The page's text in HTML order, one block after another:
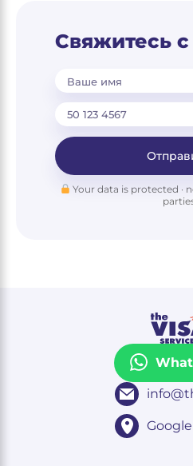
Свяжитесь
Ваше имя
Your data is protected ·